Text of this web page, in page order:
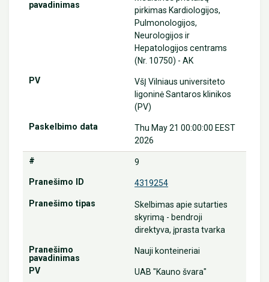
pirkimas Kardiologijos,
Pulmonologijos,
Neurologijos ir
Hepatologijos centrams
(Nr. 10750) - AK
VšĮ Vilniaus universiteto
ligoninė Santaros klinikos
(PV)
Thu May 21 00:00:00 EEST
2026
9
4319254
Skelbimas apie sutarties
skyrimą - bendroji
direktyva, įprasta tvarka
Nauji konteineriai
UAB "Kauno švara"